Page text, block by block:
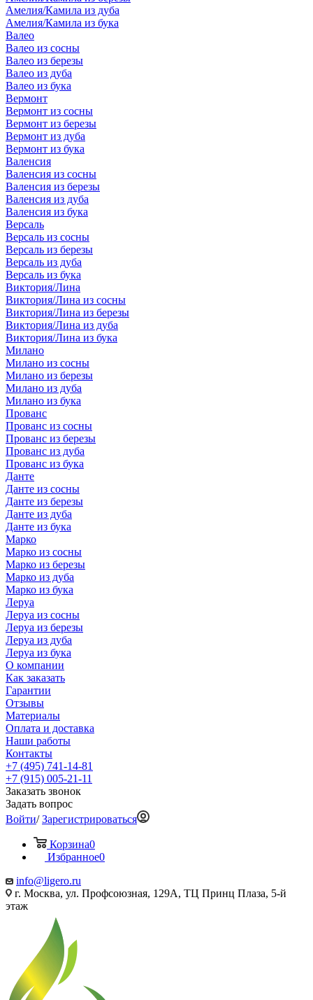
Амелия/Камила из дуба
Амелия/Камила из бука
Валео
Валео из сосны
Валео из березы
Валео из дуба
Валео из бука
Вермонт
Вермонт из сосны
Вермонт из березы
Вермонт из дуба
Вермонт из бука
Валенсия
Валенсия из сосны
Валенсия из березы
Валенсия из дуба
Валенсия из бука
Версаль
Версаль из сосны
Версаль из березы
Версаль из дуба
Версаль из бука
Виктория/Лина
Виктория/Лина из сосны
Виктория/Лина из березы
Виктория/Лина из дуба
Виктория/Лина из бука
Милано
Милано из сосны
Милано из березы
Милано из дуба
Милано из бука
Прованс
Прованс из сосны
Прованс из березы
Прованс из дуба
Прованс из бука
Данте
Данте из сосны
Данте из березы
Данте из дуба
Данте из бука
Марко
Марко из сосны
Марко из березы
Марко из дуба
Марко из бука
Леруа
Леруа из сосны
Леруа из березы
Леруа из дуба
Леруа из бука
О компании
Как заказать
Гарантии
Отзывы
Материалы
Оплата и доставка
Наши работы
Контакты
+7 (495) 741-14-81
+7 (915) 005-21-11
Заказать звонок
Задать вопрос
Войти/Зарегистрироваться
Корзина0
Избранное0
info@ligero.ru
г. Москва, ул. Профсоюзная, 129А, ТЦ Принц Плаза, 5-й
этаж